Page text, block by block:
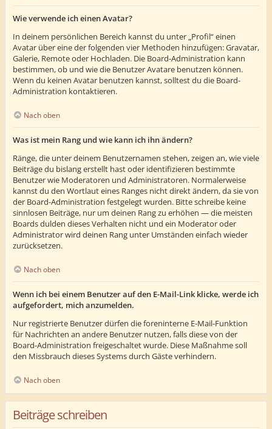
Wie verwende ich einen Avatar?
In deinem persönlichen Bereich kannst du unter „Profil“ einen
Avatar über eine der folgenden vier Methoden hinzufügen: Gravatar,
Galerie, Remote oder Hochladen. Die Board-Administration kann
bestimmen, ob und wie die Benutzer Avatare benutzen können.
Wenn du keinen Avatar benutzen kannst, solltest du die Board-
Administration kontaktieren.
Nach oben
Was ist mein Rang und wie kann ich ihn ändern?
Ränge, die unter deinem Benutzernamen stehen, zeigen an, wie viele
Beiträge du bislang erstellt hast oder identifizieren bestimmte
Benutzer wie Moderatoren und Administratoren. Normalerweise
kannst du den Wortlaut eines Ranges nicht direkt ändern, da sie von
der Board-Administration festgelegt wurden. Bitte schreibe keine
sinnlosen Beiträge, nur um deinen Rang zu erhöhen — die meisten
Boards dulden dieses Verhalten nicht und ein Moderator oder
Administrator wird deinen Rang unter Umständen einfach wieder
zurücksetzen.
Nach oben
Wenn ich bei einem Benutzer auf den E-Mail-Link klicke, werde ich
aufgefordert, mich anzumelden.
Nur registrierte Benutzer dürfen die foreninterne E-Mail-Funktion
für Nachrichten an andere Benutzer nutzen, falls diese von der
Board-Administration freigeschaltet wurde. Diese Maßnahme soll
den Missbrauch dieses Systems durch Gäste verhindern.
Nach oben
Beiträge schreiben